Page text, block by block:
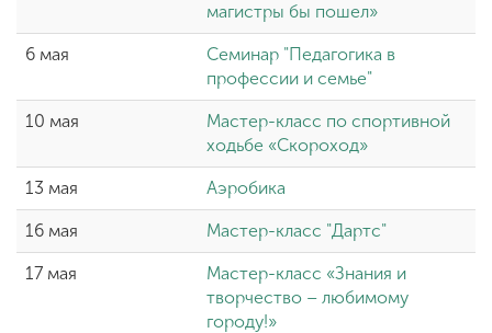
магистры бы пошел»
6 мая
Семинар "Педагогика в
профессии и семье"
10 мая
Мастер-класс по спортивной
ходьбе «Скороход»
13 мая Аэробика
16 мая Мастер-класс "Дартс"
17 мая
Мастер-класс «Знания и
творчество – любимому
городу!»